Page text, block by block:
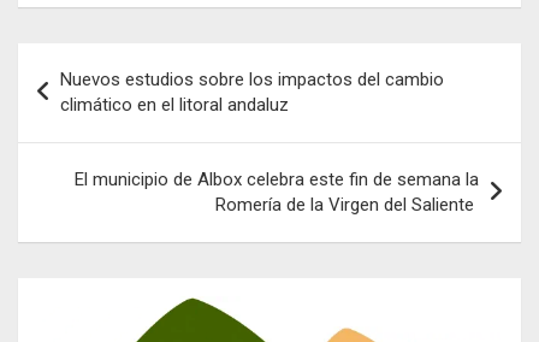
de
entradas
Nuevos estudios sobre los impactos del cambio
climático en el litoral andaluz
El municipio de Albox celebra este fin de semana la
Romería de la Virgen del Saliente